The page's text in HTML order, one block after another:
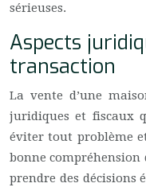
sérieuses.
Aspects
transaction
La vente d’une
juridiques et fiscaux
éviter tout problème
bonne compréhension
prendre des décisions